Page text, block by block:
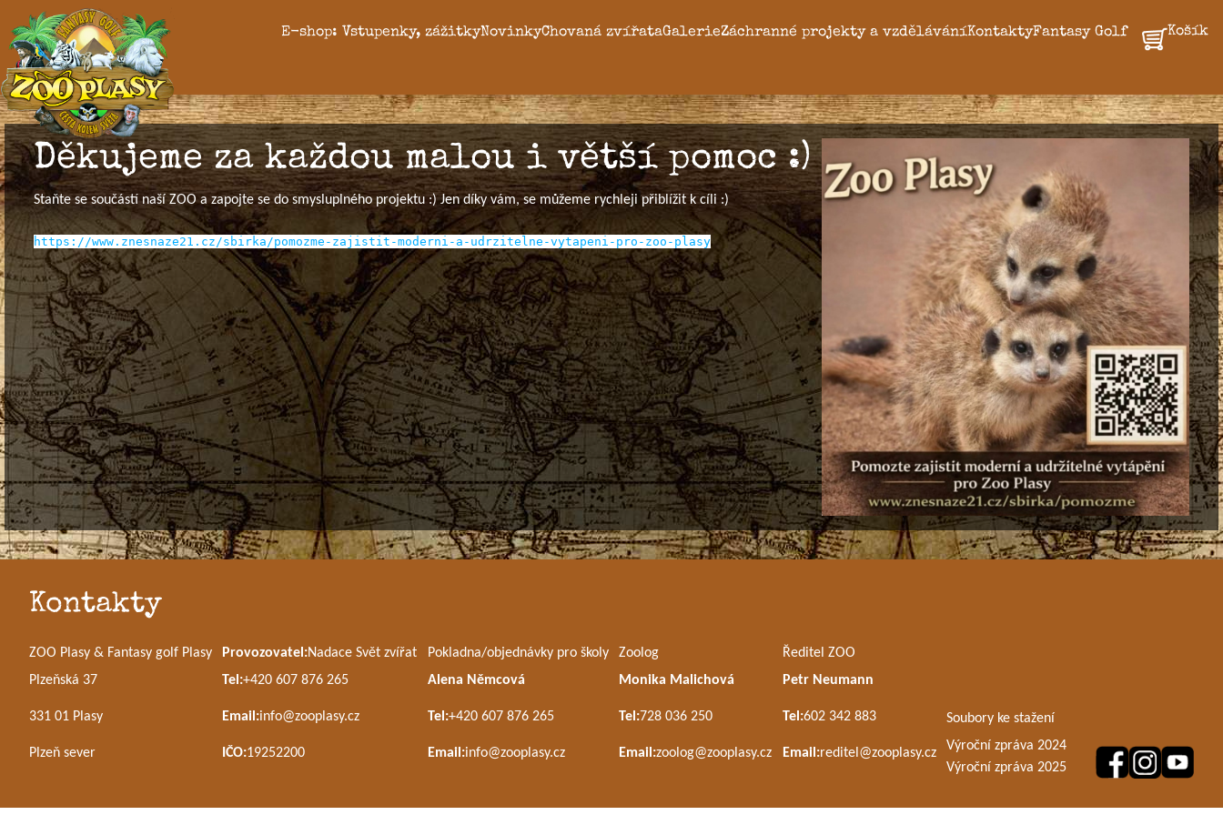
E-shop: Vstupenky, zážitkyNovinkyChovaná zvířataGalerieZáchranné projekty a vzděláváníKontaktyFantasy Golf Košík
Děkujeme za každou malou i větší pomoc :)
Staňte se součástí naší ZOO a zapojte se do smysluplného projektu :) Jen díky vám, se můžeme rychleji přiblížit k cíli :)
https://www.znesnaze21.cz/sbirka/pomozme-zajistit-moderni-a-udrzitelne-vytapeni-pro-zoo-plasy
Kontakty
ZOO Plasy & Fantasy golf Plasy
Plzeňská 37
331 01 Plasy
Plzeň sever
Provozovatel:Nadace Svět zvířat
Tel:+420 607 876 265
Email:info@zooplasy.cz
IČO:19252200
Pokladna/objednávky pro školy
Alena Němcová
Tel:+420 607 876 265
Email:info@zooplasy.cz
Zoolog
Monika Malichová
Tel:728 036 250
Email:zoolog@zooplasy.cz
Ředitel ZOO
Petr Neumann
Tel:602 342 883
Email:reditel@zooplasy.cz
Soubory ke stažení
Výroční zpráva 2024
Výroční zpráva 2025